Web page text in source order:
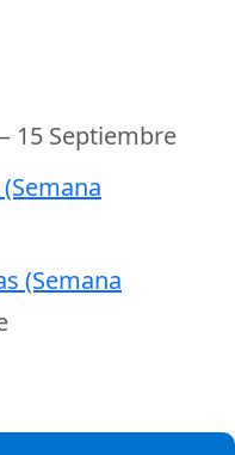
15 Septiembre
(Semana